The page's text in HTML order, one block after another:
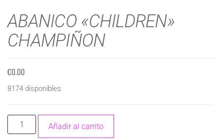
ABANICO «CHILDREN»
CHAMPIÑON
€0.00
8174 disponibles
Añadir al carrito